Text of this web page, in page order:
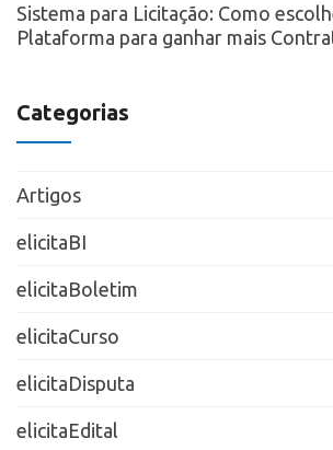
Sistema para Licitação: Como
Plataforma para ganhar mais
Categorias
Artigos
elicitaBI
elicitaBoletim
elicitaCurso
elicitaDisputa
elicitaEdital